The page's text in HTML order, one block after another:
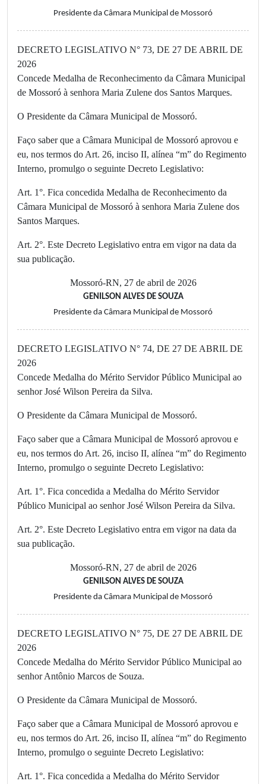
Presidente da Câmara Municipal de Mossoró
DECRETO LEGISLATIVO N° 73, DE 27 DE ABRIL DE
2026
Concede Medalha de Reconhecimento da Câmara Municipal
de Mossoró à senhora Maria Zulene dos Santos Marques.
O Presidente da Câmara Municipal de Mossoró.
Faço saber que a Câmara Municipal de Mossoró aprovou e
eu, nos termos do Art. 26, inciso II, alínea “m” do Regimento
Interno, promulgo o seguinte Decreto Legislativo:
Art. 1°. Fica concedida Medalha de Reconhecimento da
Câmara Municipal de Mossoró à senhora Maria Zulene dos
Santos Marques.
Art. 2°. Este Decreto Legislativo entra em vigor na data da
sua publicação.
Mossoró-RN, 27 de abril de 2026
GENILSON ALVES DE SOUZA
Presidente da Câmara Municipal de Mossoró
DECRETO LEGISLATIVO N° 74, DE 27 DE ABRIL DE
2026
Concede Medalha do Mérito Servidor Público Municipal ao
senhor José Wilson Pereira da Silva.
O Presidente da Câmara Municipal de Mossoró.
Faço saber que a Câmara Municipal de Mossoró aprovou e
eu, nos termos do Art. 26, inciso II, alínea “m” do Regimento
Interno, promulgo o seguinte Decreto Legislativo:
Art. 1°. Fica concedida a Medalha do Mérito Servidor
Público Municipal ao senhor José Wilson Pereira da Silva.
Art. 2°. Este Decreto Legislativo entra em vigor na data da
sua publicação.
Mossoró-RN, 27 de abril de 2026
GENILSON ALVES DE SOUZA
Presidente da Câmara Municipal de Mossoró
DECRETO LEGISLATIVO N° 75, DE 27 DE ABRIL DE
2026
Concede Medalha do Mérito Servidor Público Municipal ao
senhor Antônio Marcos de Souza.
O Presidente da Câmara Municipal de Mossoró.
Faço saber que a Câmara Municipal de Mossoró aprovou e
eu, nos termos do Art. 26, inciso II, alínea “m” do Regimento
Interno, promulgo o seguinte Decreto Legislativo:
Art. 1°. Fica concedida a Medalha do Mérito Servidor